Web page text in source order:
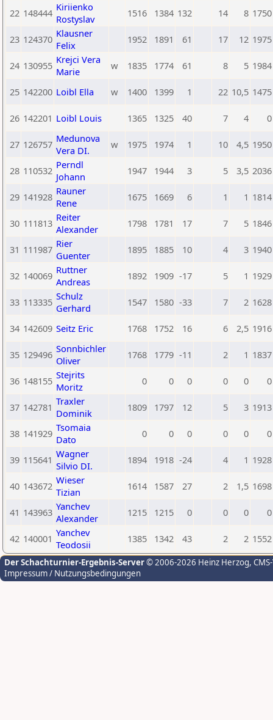
22 148444 Kiriienko
Rostyslav
1516 1384 132 14 8 1750
23 124370 Klausner
Felix
1952 1891 61 17 12 1975
24 130955 Krejci Vera
Marie
w 1835 1774 61 8 5 1984
25 142200 Loibl Ella w 1400 1399 1 22 10,5 1475
26 142201 Loibl Louis 1365 1325 40 7 4 0
27 126757 Medunova
Vera DI.
w 1975 1974 1 10 4,5 1950
28 110532 Perndl
Johann
1947 1944 3 5 3,5 2036
29 141928 Rauner
Rene
1675 1669 6 1 1 1814
30 111813 Reiter
Alexander
1798 1781 17 7 5 1846
31 111987 Rier
Guenter
1895 1885 10 4 3 1940
32 140069 Ruttner
Andreas
1892 1909 -17 5 1 1929
33 113335 Schulz
Gerhard
1547 1580 -33 7 2 1628
34 142609 Seitz Eric 1768 1752 16 6 2,5 1916
35 129496 Sonnbichler
Oliver
1768 1779 -11 2 1 1837
36 148155 Stejrits
Moritz
0 0 0 0 0 0
37 142781 Traxler
Dominik
1809 1797 12 5 3 1913
38 141929 Tsomaia
Dato
0 0 0 0 0 0
39 115641 Wagner
Silvio DI.
1894 1918 -24 4 1 1928
40 143672 Wieser
Tizian
1614 1587 27 2 1,5 1698
41 143963 Yanchev
Alexander
1215 1215 0 0 0 0
42 140001 Yanchev
Teodosii
1385 1342 43 2 2 1552
Der Schachturnier-Ergebnis-Server© 2006-2026 Heinz Herzog,
Impressum / Nutzungsbedingungen